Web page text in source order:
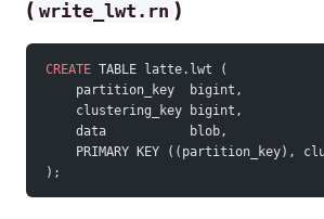
( write_lwt.rn )
CREATE TABLE latte.lwt (
    partition_key  bigint,
    clustering_key bigint,
    data           blob,
PRIMARY KEY ((partition_key),
);